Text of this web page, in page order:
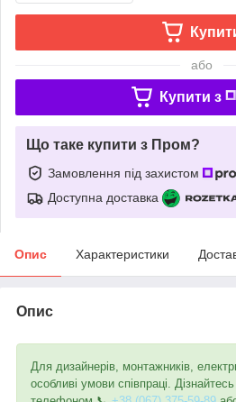
або
Купити з
Що таке купити з Пром?
Замовлення під захистом
Доступна доставка
Опис Характеристики
Опис
Для дизайнерів, монтажників,
особливі умови співпраці.